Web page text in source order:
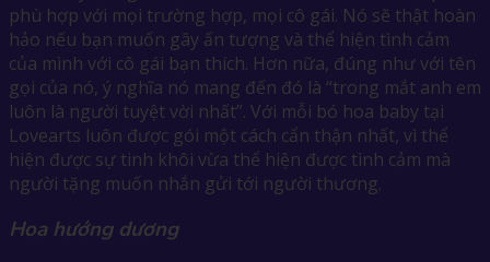
phù hợp với mọi trường hợp, mọi cô gái. Nó sẽ thật hoàn
hảo nếu bạn muốn gây ấn tượng và thể hiện tình cảm
của mình với cô gái bạn thích. Hơn nữa, đúng như với tên
gọi của nó, ý nghĩa nó mang đến đó là “trong mắt anh em
luôn là người tuyệt vời nhất”. Với mỗi bó hoa baby tại
Lovearts luôn được gói một cách cẩn thận nhất, vì thể
hiện được sự tinh khôi vừa thể hiện được tình cảm mà
người tặng muốn nhắn gửi tới người thương.
Hoa hướng dương